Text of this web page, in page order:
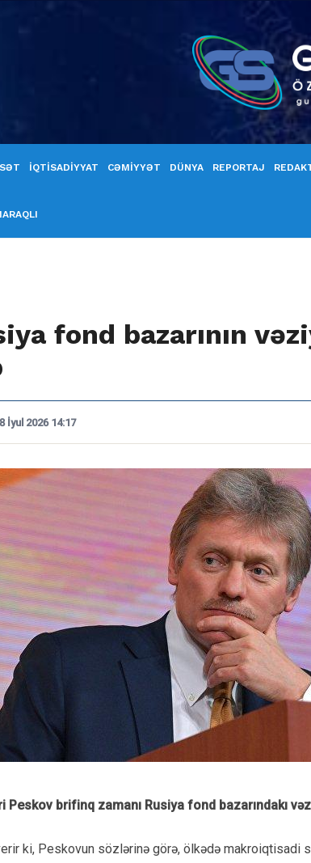
İQTİSADİYYAT CƏMİYYƏT DÜNYA REPORTAJ
fond bazarının
İyul 2026 14:17
Peskov brifinq zamanı Rusiya fond bazarındakı
ki, Peskovun sözlərinə görə, ölkədə makroiqtisadi